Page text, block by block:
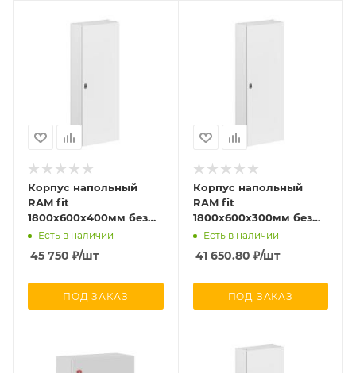
Корпус напольный
RAM fit
1800х600х400мм без
боков. вырезов DKC
R6NFW186040
Есть в наличии
45 750 ₽/шт
ПОД ЗАКАЗ
Корпус напольный
RAM fit
1800х600х300мм без
боков. вырезов DKC
R6NFW186030
Есть в наличии
41 650.80 ₽/шт
ПОД ЗАКАЗ